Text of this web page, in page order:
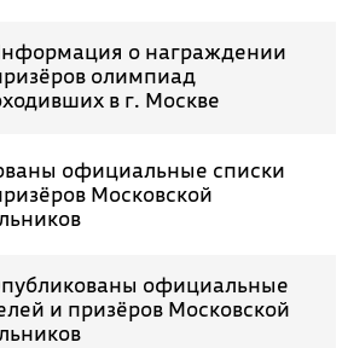
о награждении
олимпиад
в г. Москве
официальные списки
Московской
официальные
и призёров Московской